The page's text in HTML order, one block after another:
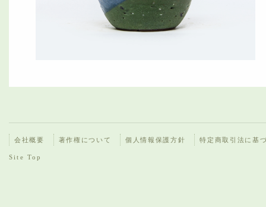
会社概要 著作権について 個人情報保護方針 特定商取引法に基
Site Top